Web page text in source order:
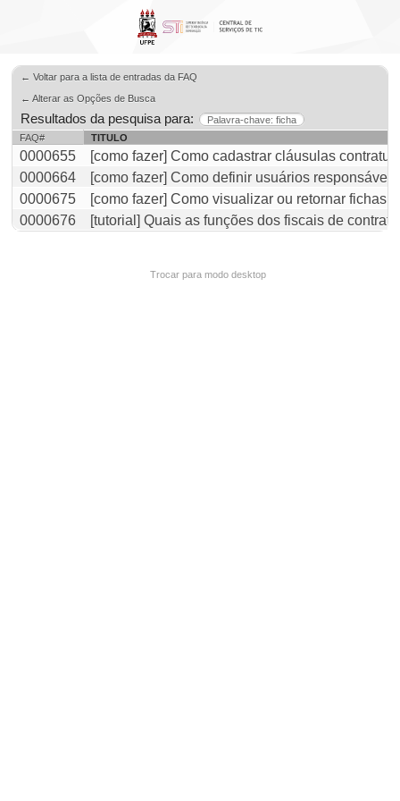
← Voltar para a lista de entradas da FAQ
← Alterar as Opções de Busca
Resultados da pesquisa para:
Palavra-chave: ficha
FAQ#
TITULO
0000655
[como fazer] Como cadastrar cláusulas
0000664
[como fazer] Como definir usuários
0000675
[como fazer] Como visualizar ou retornar fichas
0000676
[tutorial] Quais as funções dos fiscais de
Trocar para modo desktop